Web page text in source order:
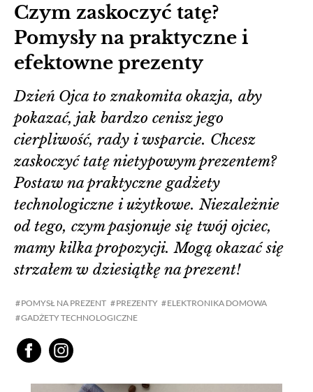
Czym zaskoczyć tatę?
Pomysły na praktyczne i
efektowne prezenty
POMYSŁ NA PREZENT PREZENTY
ELEKTRONIKA DOMOWA
GADŻETY TECHNOLOGICZNE
Dzień Ojca to znakomita okazja, aby
pokazać, jak bardzo cenisz jego
cierpliwość, rady i wsparcie. Chcesz
zaskoczyć tatę nietypowym prezentem?
Postaw na praktyczne gadżety
technologiczne i użytkowe. Niezależnie
od tego, czym pasjonuje się twój ojciec,
mamy kilka propozycji. Mogą okazać się
strzałem w dziesiątkę na prezent!